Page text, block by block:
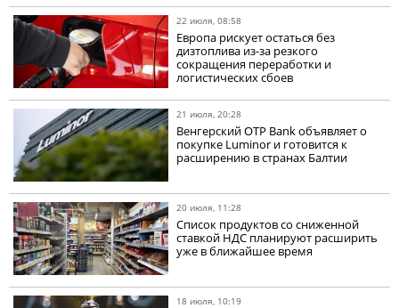
22 июля, 08:58
Европа рискует остаться без
дизтоплива из-за резкого
сокращения переработки и
логистических сбоев
21 июля, 20:28
Венгерский OTP Bank объявляет о
покупке Luminor и готовится к
расширению в странах Балтии
20 июля, 11:28
Список продуктов со сниженной
ставкой НДС планируют расширить
уже в ближайшее время
18 июля, 10:19